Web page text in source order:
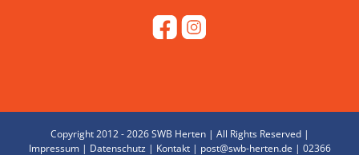
Copyright 2012 -2026 SWB Herten | All Rights Reserved |
Impressum| Datenschutz| Kontakt| post@swb-herten.de | 02366